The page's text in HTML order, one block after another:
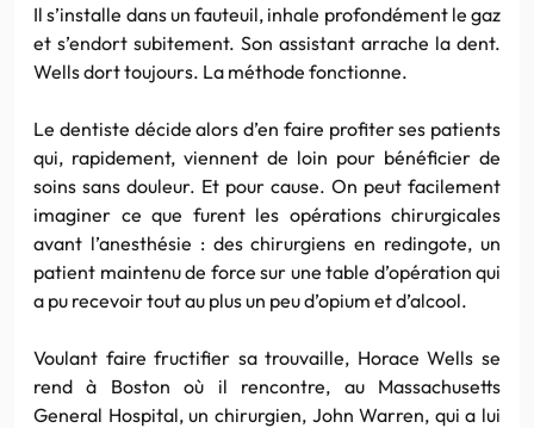
Il s’installe dans un fauteuil, inhale profondément le gaz
et s’endort subitement. Son assistant arrache la dent.
Wells dort toujours. La méthode fonctionne.
Le dentiste décide alors d’en faire profiter ses patients
qui, rapidement, viennent de loin pour bénéficier de
soins sans douleur. Et pour cause. On peut facilement
imaginer ce que furent les opérations chirurgicales
avant l’anesthésie : des chirurgiens en redingote, un
patient maintenu de force sur une table d’opération qui
a pu recevoir tout au plus un peu d’opium et d’alcool.
Voulant faire fructifier sa trouvaille, Horace Wells se
rend à Boston où il rencontre, au Massachusetts
General Hospital, un chirurgien, John Warren, qui a lui